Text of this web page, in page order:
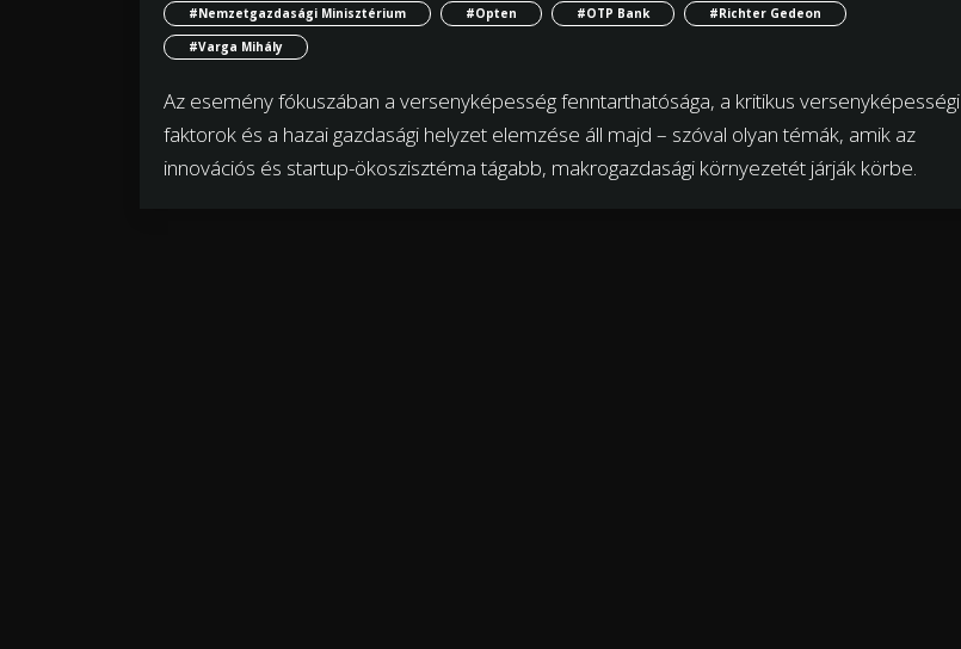
#Nemzetgazdasági Minisztérium
#Opten #OTP Bank
#Richter Gedeon
#Varga Mihály
Az esemény fókuszában a versenyképesség fenntarthatósága, a kritikus versenyképességi
faktorok és a hazai gazdasági helyzet elemzése áll majd – szóval olyan témák, amik az
innovációs és startup-ökoszisztéma tágabb, makrogazdasági környezetét járják körbe.